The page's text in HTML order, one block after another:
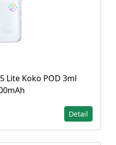
Lite Koko POD 3ml
Detail